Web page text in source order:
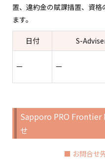
置、違約金の賦課措置、資
ます。
日付 S-
ー ー
Sapporo PRO Frontier
せ
■ お問合せ